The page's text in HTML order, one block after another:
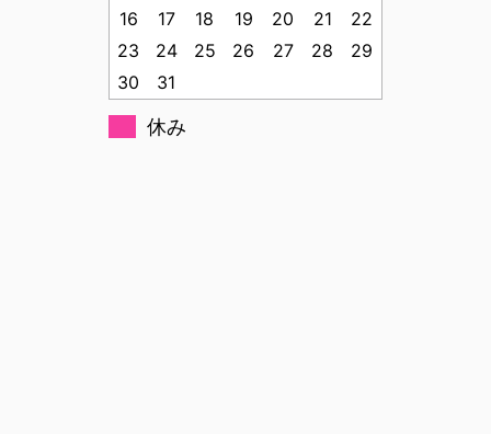
16
17 18 19 20 21
22
23
24 25 26 27 28
29
30
31
休み